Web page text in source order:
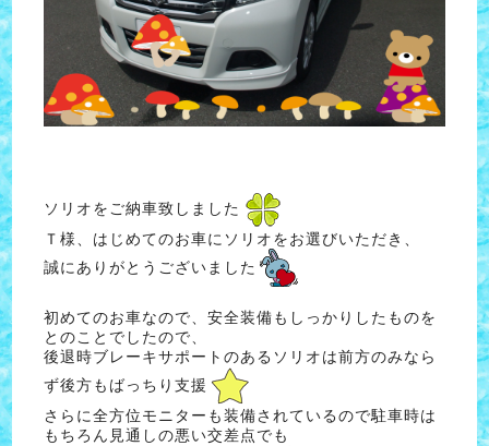
ソリオをご納車致しました
Ｔ様、はじめてのお車にソリオをお選びいただき、
誠にありがとうございました
初めてのお車なので、安全装備もしっかりしたものを
とのことでしたので、
後退時ブレーキサポートのあるソリオは前方のみなら
ず後方もばっちり支援
さらに全方位モニターも装備されているので駐車時は
もちろん見通しの悪い交差点でも